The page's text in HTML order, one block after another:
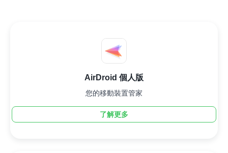
AirDroid 個人版
您的移動裝置管家
了解更多